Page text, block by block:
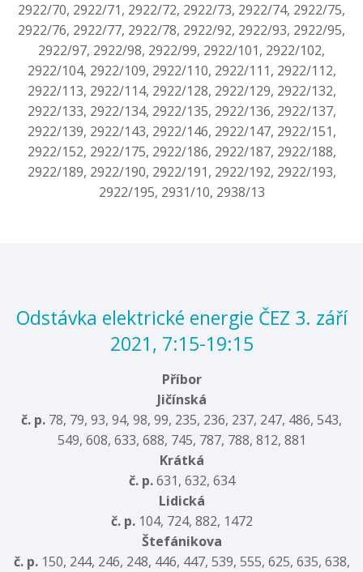
2922/70, 2922/71, 2922/72, 2922/73, 2922/74, 2922/75,
2922/76, 2922/77, 2922/78, 2922/92, 2922/93, 2922/95,
2922/97, 2922/98, 2922/99, 2922/101, 2922/102,
2922/104, 2922/109, 2922/110, 2922/111, 2922/112,
2922/113, 2922/114, 2922/128, 2922/129, 2922/132,
2922/133, 2922/134, 2922/135, 2922/136, 2922/137,
2922/139, 2922/143, 2922/146, 2922/147, 2922/151,
2922/152, 2922/175, 2922/186, 2922/187, 2922/188,
2922/189, 2922/190, 2922/191, 2922/192, 2922/193,
2922/195, 2931/10, 2938/13
Odstávka elektrické energie ČEZ 3. září
2021, 7:15-19:15
Příbor
Jičínská
č. p. 78, 79, 93, 94, 98, 99, 235, 236, 237, 247, 486, 543,
549, 608, 633, 688, 745, 787, 788, 812, 881
Krátká
č. p.631, 632, 634
Lidická
č. p.104, 724, 882, 1472
Štefánikova
č. p.150, 244, 246, 248, 446, 447, 539, 555, 625, 635, 638,